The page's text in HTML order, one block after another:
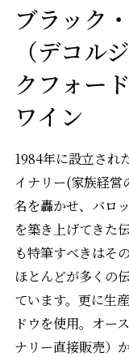
ブラック
（デコル
クフォ
ワイン
1984年に設立され
イナリー(家族経営
名を轟かせ、バロ
を築き上げてきた
も特筆すべきはそ
ほとんどが多くの
ています。更に生
ドウを使用。オー
ナリー直接販売）